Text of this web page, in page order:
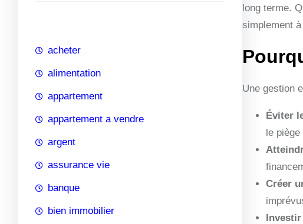
h
acheter
alimentation
appartement
appartement a vendre
argent
assurance vie
banque
bien immobilier
long terme.
simplement
Une gestion
Éviter
le
Créer